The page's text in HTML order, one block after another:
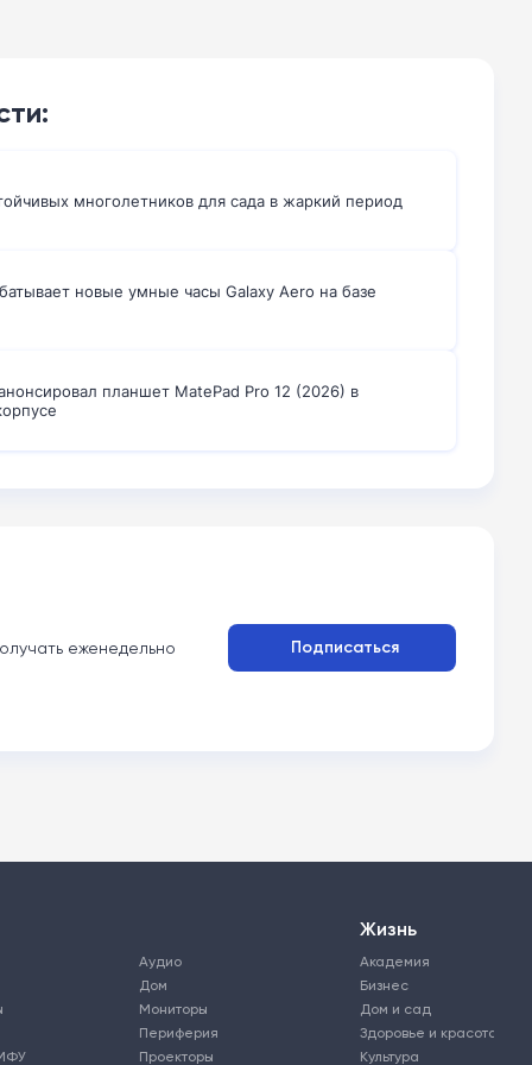
многолетников для сада в жаркий период
новые умные часы Galaxy Aero на базе
планшет MatePad Pro 12 (2026) в
еженедельно Подписаться
Аудио
Дом
Мониторы
Периферия
Проекторы
Жизнь
Академия
Бизнес
Дом и сад
Здоровье и красота
Культура